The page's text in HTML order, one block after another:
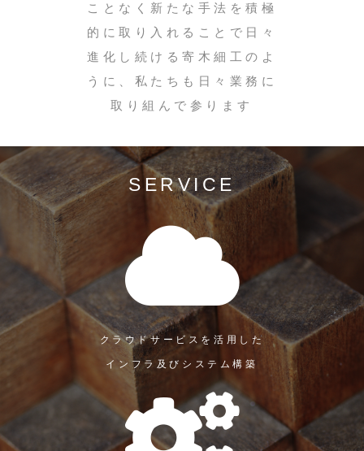
ことなく新たな手法を積極
的に取り入れることで日々
進化し続ける寄木細工のよ
うに、私たちも日々業務に
取り組んで参ります
SERVICE
クラウドサービスを活用した
インフラ及びシステム構築